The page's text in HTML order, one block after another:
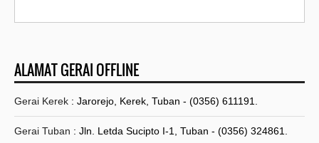
ALAMAT GERAI OFFLINE
Gerai Kerek : Jarorejo, Kerek, Tuban - (0356) 611191.
Gerai Tuban : Jln. Letda Sucipto I-1, Tuban - (0356) 324861.